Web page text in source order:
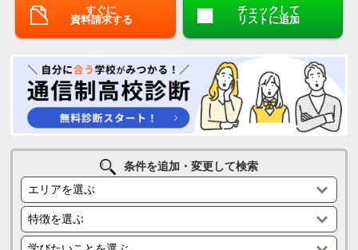
すぐに
資料請求する
チェックして
リストに追加
条件を追加・変更して検索